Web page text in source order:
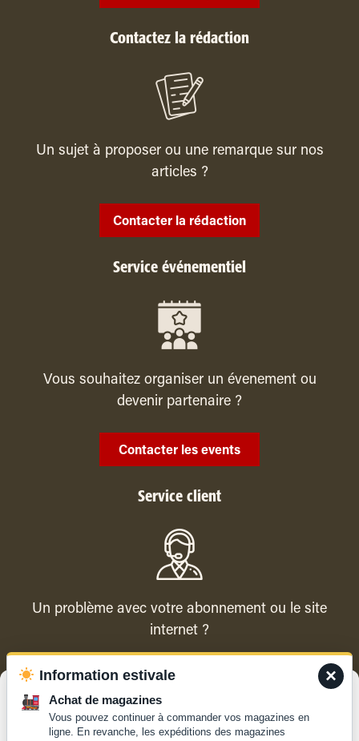
Pour offrir les meilleures expériences, nous utilisons des technologies
telles que les cookies pour stocker et/ou accéder aux informations des
Contactez la rédaction
Un sujet à proposer ou une remarque sur nos
articles ?
Contacter la rédaction
Service événementiel
Vous souhaitez organiser un évenement ou
devenir partenaire ?
Contacter les events
Service client
Un problème avec votre abonnement ou le site
internet ?
Contacter le service client ×
Information estivale
Achat de magazines
Vous pouvez continuer à commander vos magazines en
ligne. En revanche, les expéditions des magazines